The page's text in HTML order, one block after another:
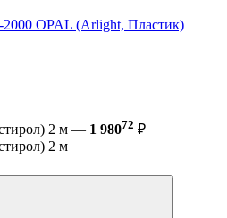
OPAL (Arlight, Пластик)
2 м — 1 98072 ₽
2 м